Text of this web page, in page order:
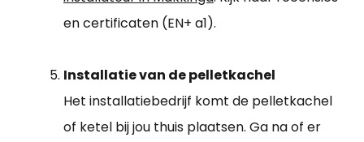
en certificaten (EN+ a1).
Installatie van de pelletkachel
Het installatiebedrijf komt de pelletkachel
of ketel bij jou thuis plaatsen. Ga na of er